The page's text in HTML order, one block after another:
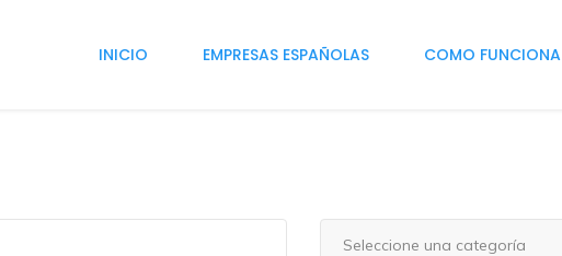
INICIO EMPRESAS ESPAÑOLAS COMO FUNCIONA
Seleccione una categoría